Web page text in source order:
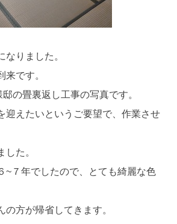
なりました。
来です。
の畳裏返し工事の写真です。
迎えたいというご要望で、作業させ
した。
~７年でしたので、とても綺麗な色
の方が帰省してきます。